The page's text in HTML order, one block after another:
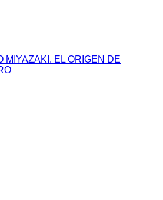
MIYAZAKI. EL ORIGEN DE